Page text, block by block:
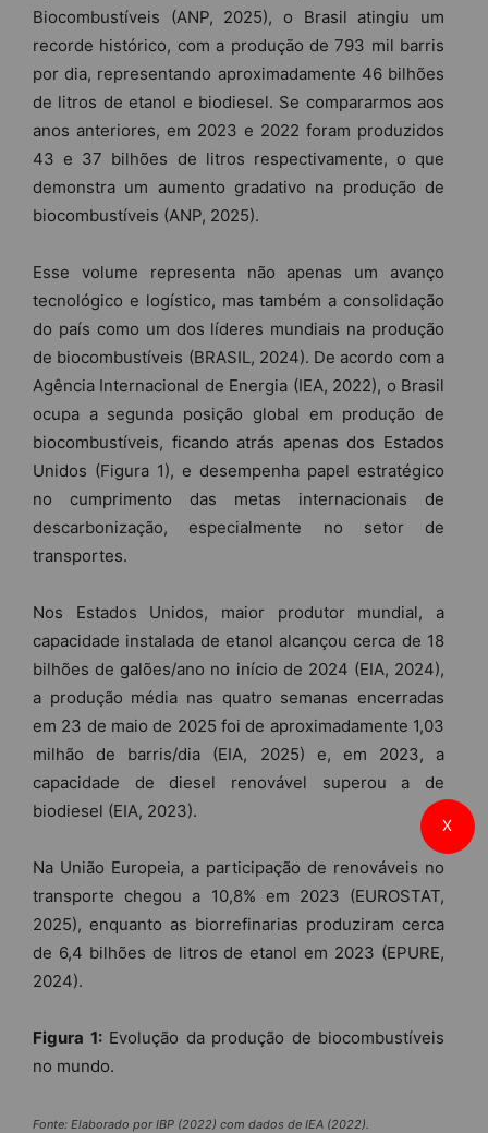
Biocombustíveis (ANP, 2025), o Brasil atingiu um
recorde histórico, com a produção de 793 mil barris
por dia, representando aproximadamente 46 bilhões
de litros de etanol e biodiesel. Se compararmos aos
anos anteriores, em 2023 e 2022 foram produzidos
43 e 37 bilhões de litros respectivamente, o que
demonstra um aumento gradativo na produção de
biocombustíveis (ANP, 2025).
Esse volume representa não apenas um avanço
tecnológico e logístico, mas também a consolidação
do país como um dos líderes mundiais na produção
de biocombustíveis (BRASIL, 2024). De acordo com a
Agência Internacional de Energia (IEA, 2022), o Brasil
ocupa a segunda posição global em produção de
biocombustíveis, ficando atrás apenas dos Estados
Unidos (Figura 1), e desempenha papel estratégico
no cumprimento das metas internacionais de
descarbonização, especialmente no setor de
transportes.
Nos Estados Unidos, maior produtor mundial, a
capacidade instalada de etanol alcançou cerca de 18
bilhões de galões/ano no início de 2024 (EIA, 2024),
a produção média nas quatro semanas encerradas
em 23 de maio de 2025 foi de aproximadamente 1,03
milhão de barris/dia (EIA, 2025) e, em 2023, a
capacidade de diesel renovável superou a de
biodiesel (EIA, 2023).
Na União Europeia, a participação de renováveis no
transporte chegou a 10,8% em 2023 (EUROSTAT,
2025), enquanto as biorrefinarias produziram cerca
de 6,4 bilhões de litros de etanol em 2023 (EPURE,
2024).
Figura 1:Evolução da produção de biocombustíveis
no mundo.
Fonte: Elaborado por IBP (2022) com dados de IEA (2022).
X